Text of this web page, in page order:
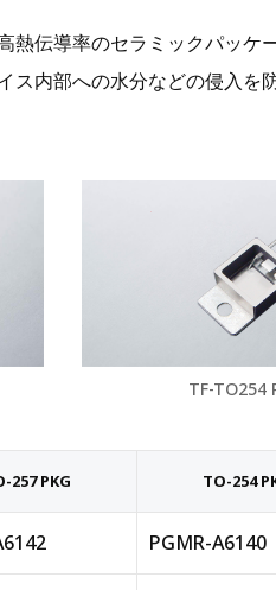
伝導率のセラミックパッケ
ス内部への水分などの侵入
TF-TO254
257 PKG TO-254
PGMR-A6140